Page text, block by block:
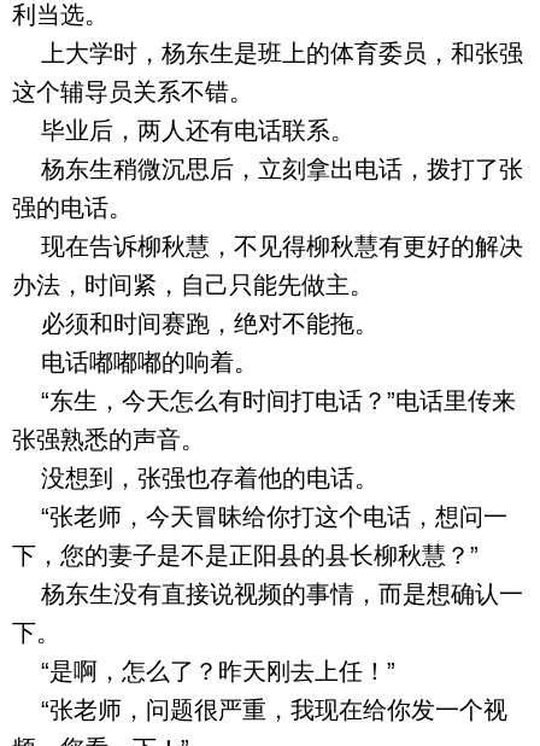
利当选。
上大学时，杨东生是班上的体育委员，和张强
这个辅导员关系不错。
毕业后，两人还有电话联系。
杨东生稍微沉思后，立刻拿出电话，拨打了张
强的电话。
现在告诉柳秋慧，不见得柳秋慧有更好的解决
办法，时间紧，自己只能先做主。
必须和时间赛跑，绝对不能拖。
电话嘟嘟嘟的响着。
“东生，今天怎么有时间打电话？”电话里传来
张强熟悉的声音。
没想到，张强也存着他的电话。
“张老师，今天冒昧给你打这个电话，想问一
下，您的妻子是不是正阳县的县长柳秋慧？”
杨东生没有直接说视频的事情，而是想确认一
下。
“是啊，怎么了？昨天刚去上任！”
“张老师，问题很严重，我现在给你发一个视